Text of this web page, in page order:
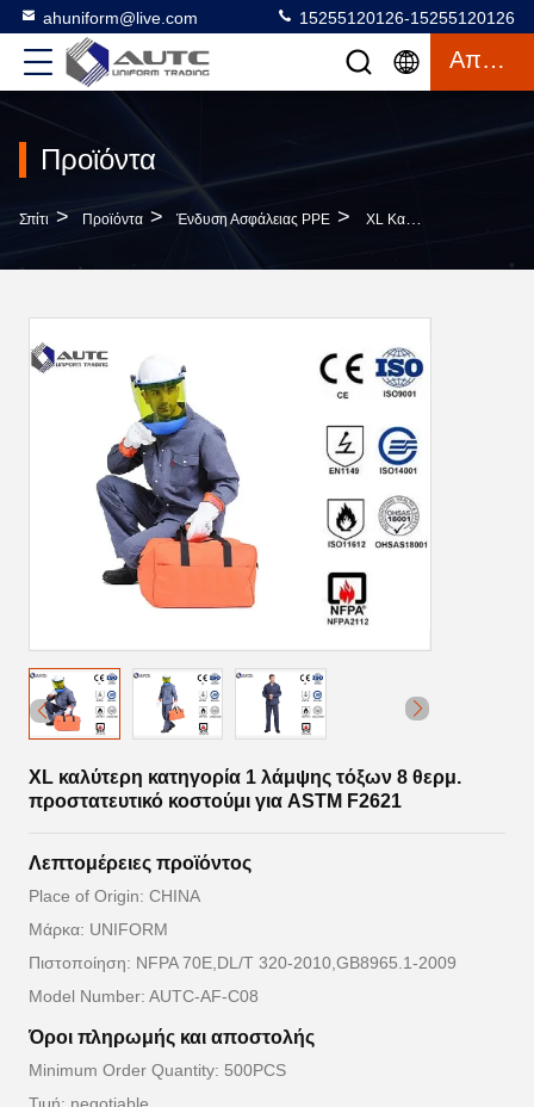
ahuniform@live.com 15255120126-15255120126
Απόσπασμα
Προϊόντα
Σπίτι > Προϊόντα > Ένδυση Ασφάλειας PPE > XL Καλύτερη Κατηγορία 1 Λάμψης Τόξων 8 Θερμ. Προστατευτικό Κοστούμι Για ASTM F2621
XL καλύτερη κατηγορία 1 λάμψης τόξων 8 θερμ.
προστατευτικό κοστούμι για ASTM F2621
Λεπτομέρειες προϊόντος
Place of Origin: CHINA
Μάρκα: UNIFORM
Πιστοποίηση: NFPA 70E,DL/T 320-2010,GB8965.1-2009
Model Number: AUTC-AF-C08
Όροι πληρωμής και αποστολής
Minimum Order Quantity: 500PCS